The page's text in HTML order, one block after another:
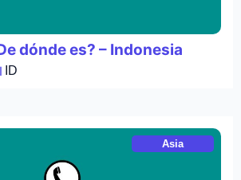
dónde es? – Indonesia
ID
Asia